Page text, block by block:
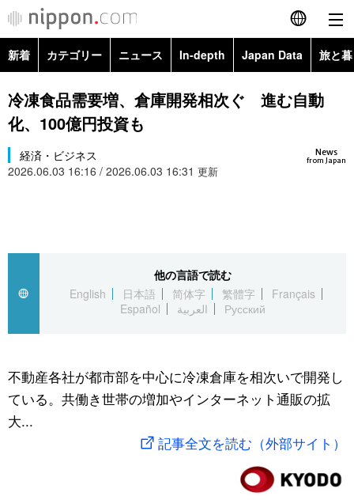
English
简体字
Русский
カテゴリー
国際
社会
文化
科学・技術
アーカイブ
Japan Data
旅と暮らし
動画/Live
Books
新着 カテゴリー ニュース In-depth Japan Data 旅と
政治・外交
経済・ビジネス
国際・海外
文化
科学・技術
暮らし
スポーツ・東京2020
Topics
冷凍食品需要増、倉庫開発相次ぐ 進む自動
化、100億円投資も
News
from Japan
経済・ビジネス
2026.06.03 16:16 / 2026.06.03 16:31 更新
他の言語で読む
English
日本語 简体字 繁體字
Français
Español
العربية Русский
不動産各社が都市部を中心に冷凍倉庫を相次いで開発し
ている。共働き世帯の増加やインターネット通販の拡
大...
記事全文を読む（外部サイト）